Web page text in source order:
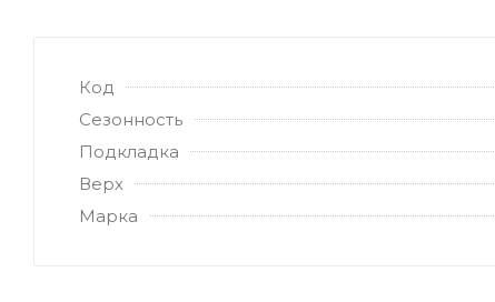
Код
Сезонность
Подкладка
Верх
Марка